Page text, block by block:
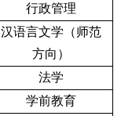
行政管理
汉语言文学（师范
方向）
法学
学前教育